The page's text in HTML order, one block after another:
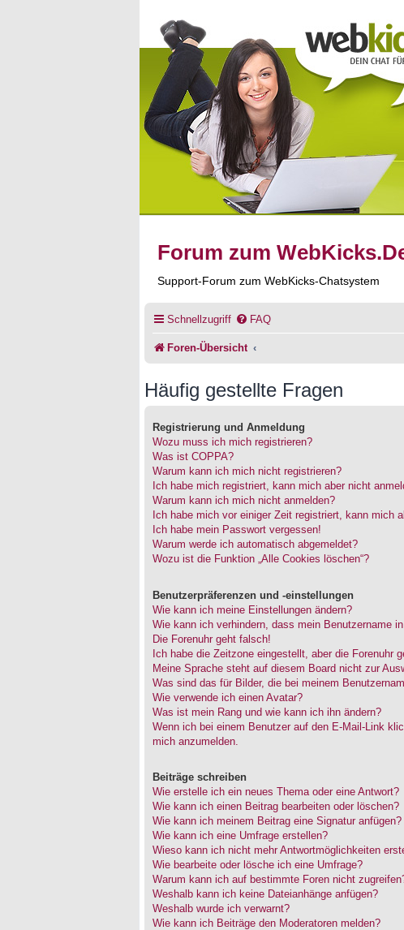
Forum zum
Support-Forum zum WebKicks-Chatsystem
Schnellzugriff FAQ
Foren-Übersicht
Häufig gestellte Fragen
Registrierung und Anmeldung
Wozu muss ich mich registrieren?
Was ist COPPA?
Warum kann ich mich nicht registrieren?
Ich habe mich registriert, kann mich aber nicht
Warum kann ich mich nicht anmelden?
Ich habe mich vor einiger Zeit registriert, kann mich
Ich habe mein Passwort vergessen!
Warum werde ich automatisch abgemeldet?
Wozu ist die Funktion „Alle Cookies löschen“?
Benutzerpräferenzen und -einstellungen
Wie kann ich meine Einstellungen ändern?
Wie kann ich verhindern, dass mein Benutzername
Die Forenuhr geht falsch!
Ich habe die Zeitzone eingestellt, aber die Forenuhr
Meine Sprache steht auf diesem Board nicht zur
Was sind das für Bilder, die bei meinem
Wie verwende ich einen Avatar?
Was ist mein Rang und wie kann ich ihn ändern?
Wenn ich bei einem Benutzer auf den E-Mail-Link
mich anzumelden.
Beiträge schreiben
Wie erstelle ich ein neues Thema oder eine Antwort?
Wie kann ich einen Beitrag bearbeiten oder löschen?
Wie kann ich meinem Beitrag eine Signatur anfügen?
Wie kann ich eine Umfrage erstellen?
Wieso kann ich nicht mehr Antwortmöglichkeiten
Wie bearbeite oder lösche ich eine Umfrage?
Warum kann ich auf bestimmte Foren nicht
Weshalb kann ich keine Dateianhänge anfügen?
Weshalb wurde ich verwarnt?
Wie kann ich Beiträge den Moderatoren melden?